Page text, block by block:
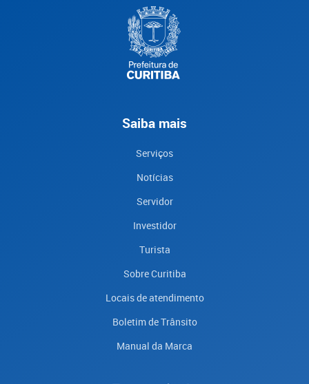
Saiba mais
Serviços
Notícias
Servidor
Investidor
Turista
Sobre Curitiba
Locais de atendimento
Boletim de Trânsito
Manual da Marca